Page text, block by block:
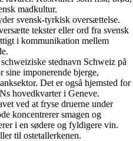
madkultur.
svensk-tyrkisk oversættelse.
tekster eller ord fra svensk
i kommunikation mellem
stednavn Schweiz på
imponerende bjerge,
Det er også hjemsted for
hovedkvarter i Geneve.
ved at fryse druerne under
koncentrerer smagen og
i en sødere og fyldigere vin.
til ostetallerkenen.